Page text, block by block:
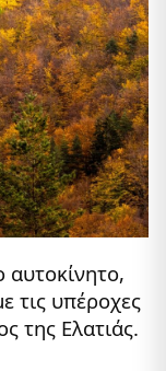
τις υπέροχες
της Ελατιάς.